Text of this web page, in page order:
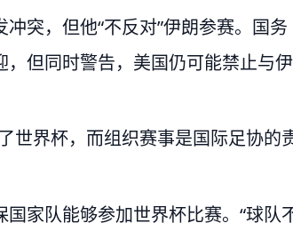
突，但他“不反对”伊朗参赛。国务
但同时警告，美国仍可能禁止与伊
世界杯，而组织赛事是国际足协的
家队能够参加世界杯比赛。“球队